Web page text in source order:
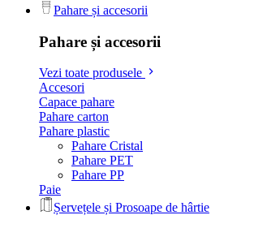
Pahare și accesorii
Pahare și accesorii
Vezi toate produsele
Accesori
Capace pahare
Pahare carton
Pahare plastic
Pahare Cristal
Pahare PET
Pahare PP
Paie
Șervețele și Prosoape de hârtie